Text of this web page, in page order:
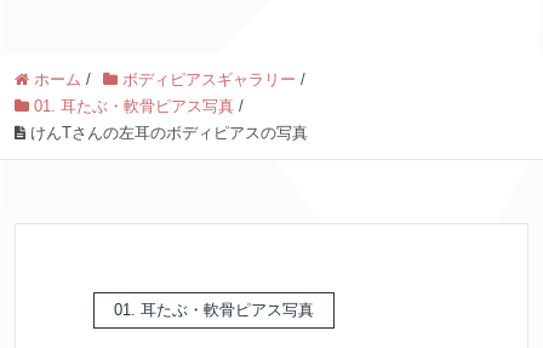
ホーム / ボディピアスギャラリー /
01. 耳たぶ・軟骨ピアス写真 /
けんTさんの左耳のボディピアスの写真
01. 耳たぶ・軟骨ピアス写真